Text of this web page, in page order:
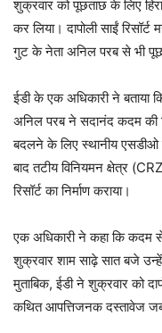
शुक्रवार को पूछताछ के लिए
कर लिया। दापोली साईं
गुट के नेता अनिल परब से भी
ईडी के एक अधिकारी ने बताया
अनिल परब ने सदानंद कदम की
बदलने के लिए स्थानीय
बाद तटीय विनियमन क्षेत्र
रिसॉर्ट का निर्माण कराया।
एक अधिकारी ने कहा कि
शुक्रवार शाम साढ़े सात बजे उन्हें
मुताबिक, ईडी ने शुक्रवार को
कथित आपत्तिजनक दस्तावेज